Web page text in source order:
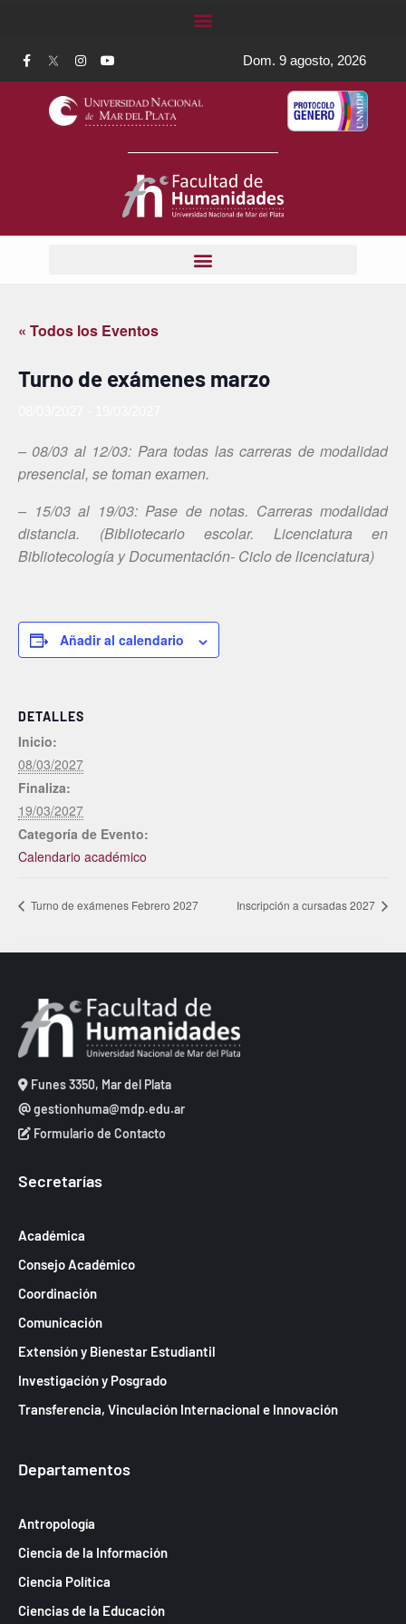
Dom. 9 agosto, 2026
« Todos los Eventos
Turno de exámenes marzo
– 08/03 al 12/03: Para todas las carreras de modalidad
presencial, se toman examen.
– 15/03 al 19/03: Pase de notas. Carreras modalidad
distancia. (Bibliotecario escolar. Licenciatura en
Bibliotecología y Documentación- Ciclo de licenciatura)
Añadir al calendario
DETALLES
Inicio:
08/03/2027
Finaliza:
19/03/2027
Categoría de Evento:
Calendario académico
Turno de exámenes Febrero 2027 Inscripción a cursadas 2027
Funes 3350, Mar del Plata
gestionhuma@mdp.edu.ar
Formulario de Contacto
Secretarías
Académica
Consejo Académico
Coordinación
Comunicación
Extensión y Bienestar Estudiantil
Investigación y Posgrado
Transferencia, Vinculación Internacional e Innovación
Departamentos
Antropología
Ciencia de la Información
Ciencia Política
Ciencias de la Educación